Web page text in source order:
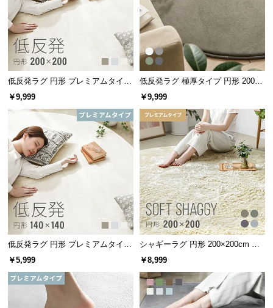
低反発ラグ 円形 プレミアムタイプ
200×200cm
￥9,999
低反発ラグ 極厚タイプ 円形 200×2
00cm
￥9,999
低反発ラグ 円形 プレミアムタイプ
140×140cm
￥5,999
シャギーラグ 円形 200×200cm 洗
える 防音 防ダニ 抗菌防臭 滑り止
￥8,999